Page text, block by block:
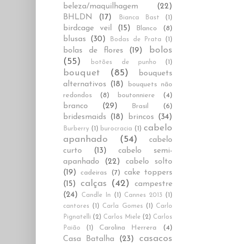
beleza/maquilhagem
(22)
BHLDN
(17) Bianca Bast (1)
birdcage veil (15) Blanco (8)
blusas (30) Bodas de Prata (1)
bolas de flores (19)
bolos
(55)
botões de punho (1)
bouquet (85)
bouquets
alternativos
(18)
bouquets não
redondos
(8) boutonniere (4)
branco (29) Brasil (6)
bridesmaids (18) brincos (34)
Burberry (1) burocracia (1) cabelo
apanhado
(54)
cabelo
curto
(13)
cabelo semi-
apanhado
(22)
cabelo solto
(19)
cadeiras (7) cake toppers
(15)
calças (42)
campestre
(24)
Candle In (1) Cannes 2013
(1)
cantores
(1) Carla Gomes (1)
Carlo
Pignatelli (2) Carlos Miele (2) Carlos
Paião
(1) Carolina Herrera (4)
Casa Batalha (23)
casacos